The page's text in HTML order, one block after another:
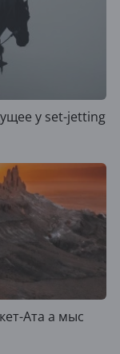
у set-jetting
Ата а мыс